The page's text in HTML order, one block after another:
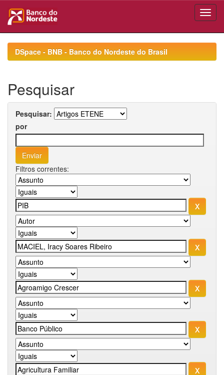
navigationDSpace - BNB - Banco do Nordeste do Brasil
Pesquisar
Pesquisar:
por
Filtros correntes: